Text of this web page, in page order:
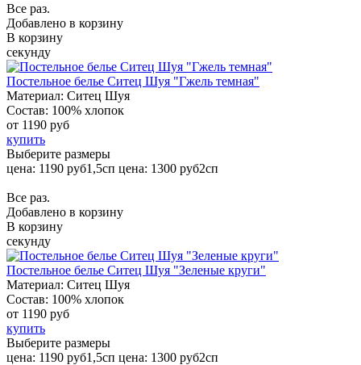
Все раз.
Добавлено в корзину
В корзину
секунду
Постельное белье Ситец Шуя "Гжель темная"
Материал: Ситец Шуя
Состав: 100% хлопок
от 1190 руб
купить
Выберите размеры
цена: 1190 руб1,5сп цена: 1300 руб2сп
Все раз.
Добавлено в корзину
В корзину
секунду
Постельное белье Ситец Шуя "Зеленые круги"
Материал: Ситец Шуя
Состав: 100% хлопок
от 1190 руб
купить
Выберите размеры
цена: 1190 руб1,5сп цена: 1300 руб2сп